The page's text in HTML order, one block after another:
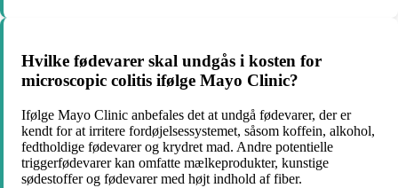
Hvilke fødevarer skal undgås i kosten for
microscopic colitis ifølge Mayo Clinic?
Ifølge Mayo Clinic anbefales det at undgå fødevarer, der er
kendt for at irritere fordøjelsessystemet, såsom koffein, alkohol,
fedtholdige fødevarer og krydret mad. Andre potentielle
triggerfødevarer kan omfatte mælkeprodukter, kunstige
sødestoffer og fødevarer med højt indhold af fiber.